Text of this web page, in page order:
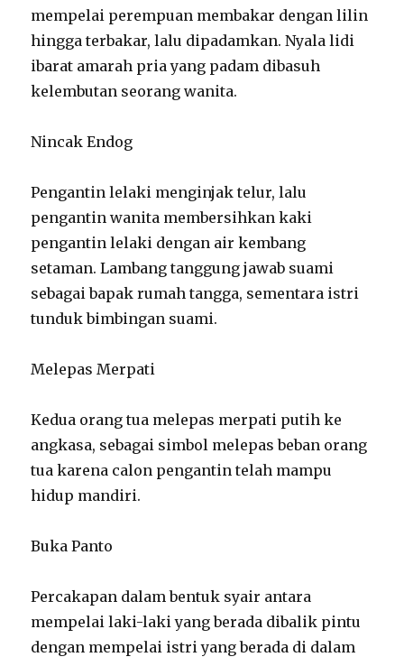
mempelai perempuan membakar dengan lilin
hingga terbakar, lalu dipadamkan. Nyala lidi
ibarat amarah pria yang padam dibasuh
kelembutan seorang wanita.
Nincak Endog
Pengantin lelaki menginjak telur, lalu
pengantin wanita membersihkan kaki
pengantin lelaki dengan air kembang
setaman. Lambang tanggung jawab suami
sebagai bapak rumah tangga, sementara istri
tunduk bimbingan suami.
Melepas Merpati
Kedua orang tua melepas merpati putih ke
angkasa, sebagai simbol melepas beban orang
tua karena calon pengantin telah mampu
hidup mandiri.
Buka Panto
Percakapan dalam bentuk syair antara
mempelai laki-laki yang berada dibalik pintu
dengan mempelai istri yang berada di dalam